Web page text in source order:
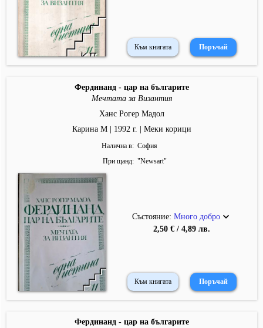
Към книгата
Фердинанд - цар на българите
Мечтата за Византия
Ханс Рогер Мадол
Карина М | 1992 г. | Меки корици
Налична в
София
При щанд
"Newsart"
Състояние: Много добро
2,50 € / 4,89 лв.
Към книгата
Фердинанд - цар на българите